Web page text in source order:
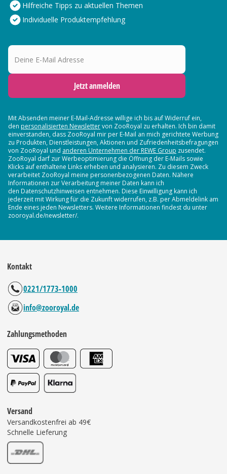
Hilfreiche Tipps zu aktuellen Themen
Individuelle Produktempfehlung
Deine E-Mail Adresse
Jetzt anmelden
Mit Absenden meiner E-Mail-Adresse willige ich bis auf Widerruf ein,
den personalisierten Newslettervon ZooRoyal zu erhalten. Ich bin damit
einverstanden, dass ZooRoyal mir per E-Mail an mich gerichtete Werbung
zu Produkten, Dienstleistungen, Aktionen und Zufriedenheitsbefragungen
von ZooRoyal und anderen Unternehmen der REWE Group zusendet.
ZooRoyal darf zur Werbeoptimierung die Öffnung der E-Mails sowie
Klicks auf enthaltene Links erheben und analysieren. Zu diesem Zweck
verarbeitet ZooRoyal meine personenbezogenen Daten. Nähere
Informationen zur Verarbeitung meiner Daten kann ich
den Datenschutzhinweisen entnehmen. Diese Einwilligung kann ich
jederzeit mit Wirkung für die Zukunft widerrufen, z.B. per Abmeldelink am
Ende eines jeden Newsletters. Weitere Informationen findest du unter
zooroyal.de/newsletter/.
Kontakt
0221/1773-1000
info@zooroyal.de
Zahlungsmethoden
Versand
Versandkostenfrei ab 49€
Schnelle Lieferung